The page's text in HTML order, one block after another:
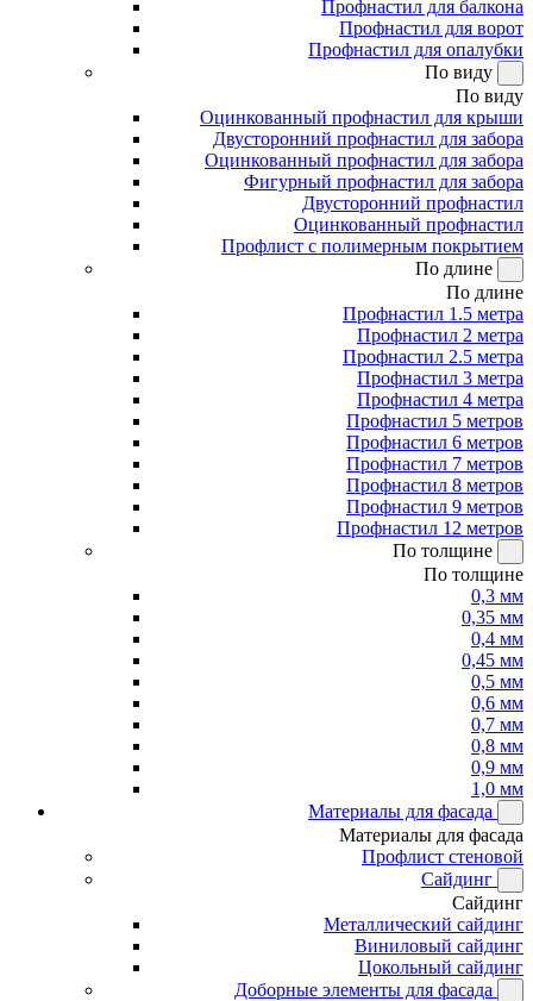
Профнастил для балкона
Профнастил для ворот
Профнастил для опалубки
По виду
По виду
Оцинкованный профнастил для крыши
Двусторонний профнастил для забора
Оцинкованный профнастил для забора
Фигурный профнастил для забора
Двусторонний профнастил
Оцинкованный профнастил
Профлист с полимерным покрытием
По длине
По длине
Профнастил 1.5 метра
Профнастил 2 метра
Профнастил 2.5 метра
Профнастил 3 метра
Профнастил 4 метра
Профнастил 5 метров
Профнастил 6 метров
Профнастил 7 метров
Профнастил 8 метров
Профнастил 9 метров
Профнастил 12 метров
По толщине
По толщине
0,3 мм
0,35 мм
0,4 мм
0,45 мм
0,5 мм
0,6 мм
0,7 мм
0,8 мм
0,9 мм
1,0 мм
Материалы для фасада
Материалы для фасада
Профлист стеновой
Сайдинг
Сайдинг
Металлический сайдинг
Виниловый сайдинг
Цокольный сайдинг
Доборные элементы для фасада